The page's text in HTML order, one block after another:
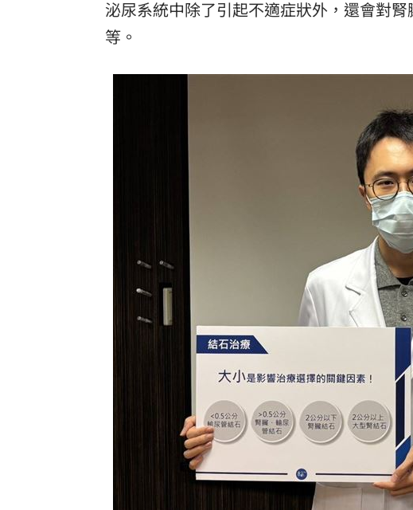
泌尿系統中除了引起不適症狀外，還會對
等。